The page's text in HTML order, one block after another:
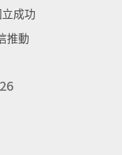
成功
推動